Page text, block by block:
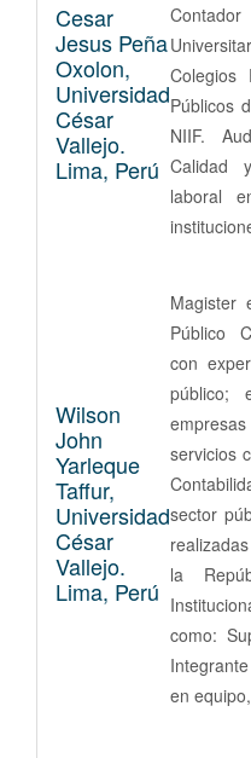
Cesar
Jesus Peña
Oxolon,
Universidad
César
Vallejo.
Lima, Perú
Colegios
Públicos
NIIF.
Calidad
laboral
Wilson
John
Yarleque
Taffur,
Universidad
César
Vallejo.
Lima, Perú
Magister
Público
con
público;
servicios
sector
la
como:
en